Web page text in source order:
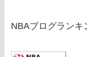
NBAブログランキ